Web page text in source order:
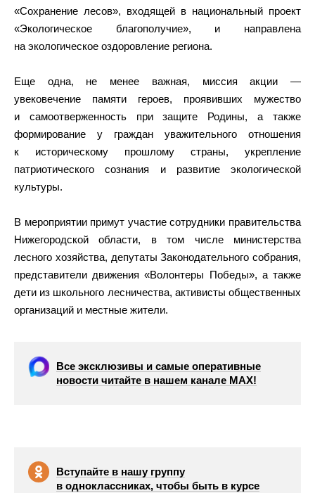
«Сохранение лесов», входящей в национальный проект
«Экологическое благополучие», и направлена
на экологическое оздоровление региона.
Еще одна, не менее важная, миссия акции —
увековечение памяти героев, проявивших мужество
и самоотверженность при защите Родины, а также
формирование у граждан уважительного отношения
к историческому прошлому страны, укрепление
патриотического сознания и развитие экологической
культуры.
В мероприятии примут участие сотрудники правительства
Нижегородской области, в том числе министерства
лесного хозяйства, депутаты Законодательного собрания,
представители движения «Волонтеры Победы», а также
дети из школьного лесничества, активисты общественных
организаций и местные жители.
Все эксклюзивы и самые оперативные
новости читайте в нашем канале МАХ!
Вступайте в нашу группу
в одноклассниках, чтобы быть в курсе